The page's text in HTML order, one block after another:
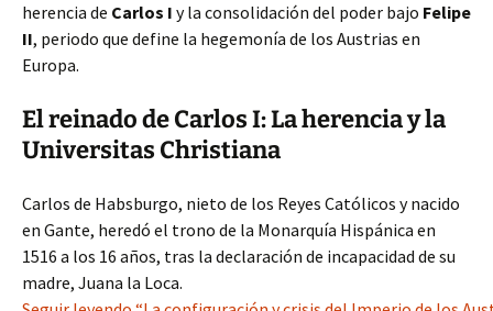
herencia de Carlos I y la consolidación del poder bajo Felipe
II, periodo que define la hegemonía de los Austrias en
Europa.
El reinado de Carlos I: La herencia y la
Universitas Christiana
Carlos de Habsburgo, nieto de los Reyes Católicos y nacido
en Gante, heredó el trono de la Monarquía Hispánica en
1516 a los 16 años, tras la declaración de incapacidad de su
madre, Juana la Loca.